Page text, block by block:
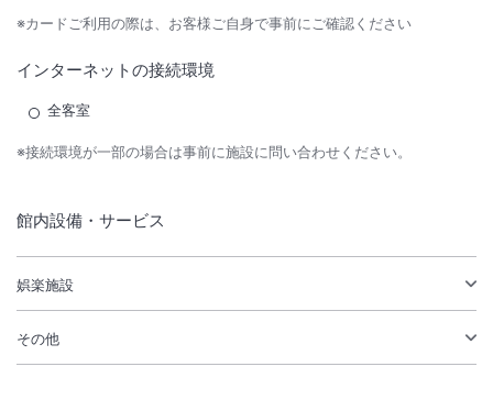
※カードご利用の際は、お客様ご自身で事前にご確認ください
インターネットの接続環境
全客室
※接続環境が一部の場合は事前に施設に問い合わせください。
館内設備・サービス
娯楽施設
その他